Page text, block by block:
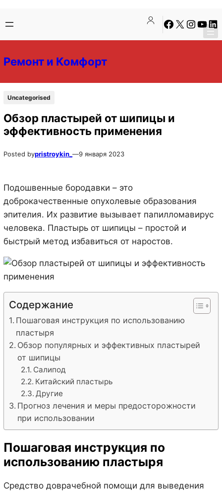
содержимому
содержимому
Facebook
X Instagram
Ремонт и Комфорт
Uncategorised
Обзор пластырей от шипицы и
эффективность применения
Posted bypristroykin_ —9 января 2023
Подошвенные бородавки – это
доброкачественные опухолевые образования
эпителия. Их развитие вызывает папилломавирус
человека. Пластырь от шипицы – простой и
быстрый метод избавиться от наростов.
Содержание
Пошаговая инструкция по использованию
пластыря
Обзор популярных и эффективных пластырей
от шипицы
Салипод
Китайский пластырь
Другие
Прогноз лечения и меры предосторожности
при использовании
Пошаговая инструкция по
использованию пластыря
Средство доврачебной помощи для выведения